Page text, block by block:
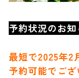
予約状況のお知
最短で2025年2
予約可能でござ